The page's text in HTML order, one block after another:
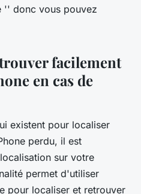
'' donc vous pouvez
facilement
en cas de
existent pour localiser
perdu, il est
sur votre
permet d'utiliser
pour localiser et retrouver